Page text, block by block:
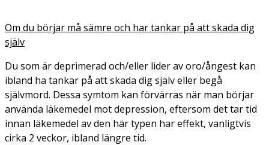
Om du börjar må sämre och har tankar på att skada dig
själv
Du som är deprimerad och/eller lider av oro/ångest kan
ibland ha tankar på att skada dig själv eller begå
självmord. Dessa symtom kan förvärras när man börjar
använda läkemedel mot depression, eftersom det tar tid
innan läkemedel av den här typen har effekt, vanligtvis
cirka 2 veckor, ibland längre tid.